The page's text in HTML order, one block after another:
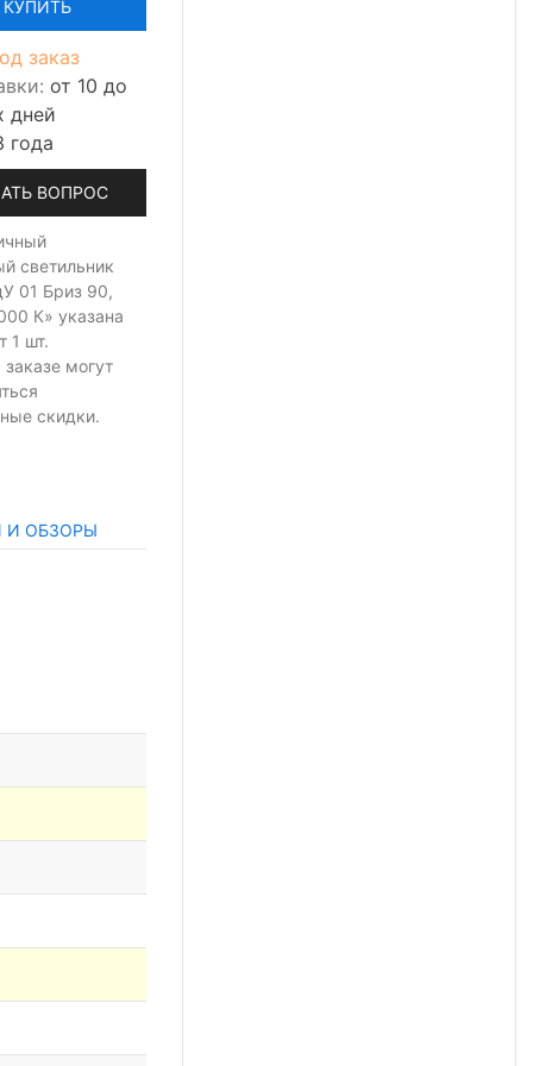
КУПИТЬ
заказ
от 10 до
дней
года
ВОПРОС
светильник
01 Бриз 90,
К» указана
1 шт.
могут
скидки.
И ОБЗОРЫ